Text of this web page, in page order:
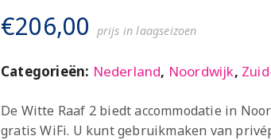
€206,00 prijs in laagseizoen
Categorieën: Nederland, Noordwijk,
De Witte Raaf 2 biedt accommodatie in
gratis WiFi. U kunt gebruikmaken van